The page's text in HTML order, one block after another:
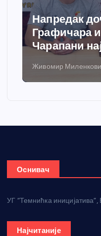
Напредак
Графичара
Чарапани
Живомир
Оснивач
УГ “Темнићка
Најчитаније